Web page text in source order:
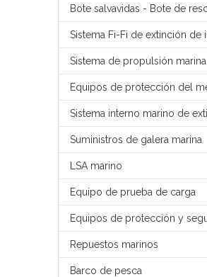
Sistema de propulsión marina
Suministros de galera marina
LSA marino
Equipo de prueba de carga
Repuestos marinos
Barco de pesca